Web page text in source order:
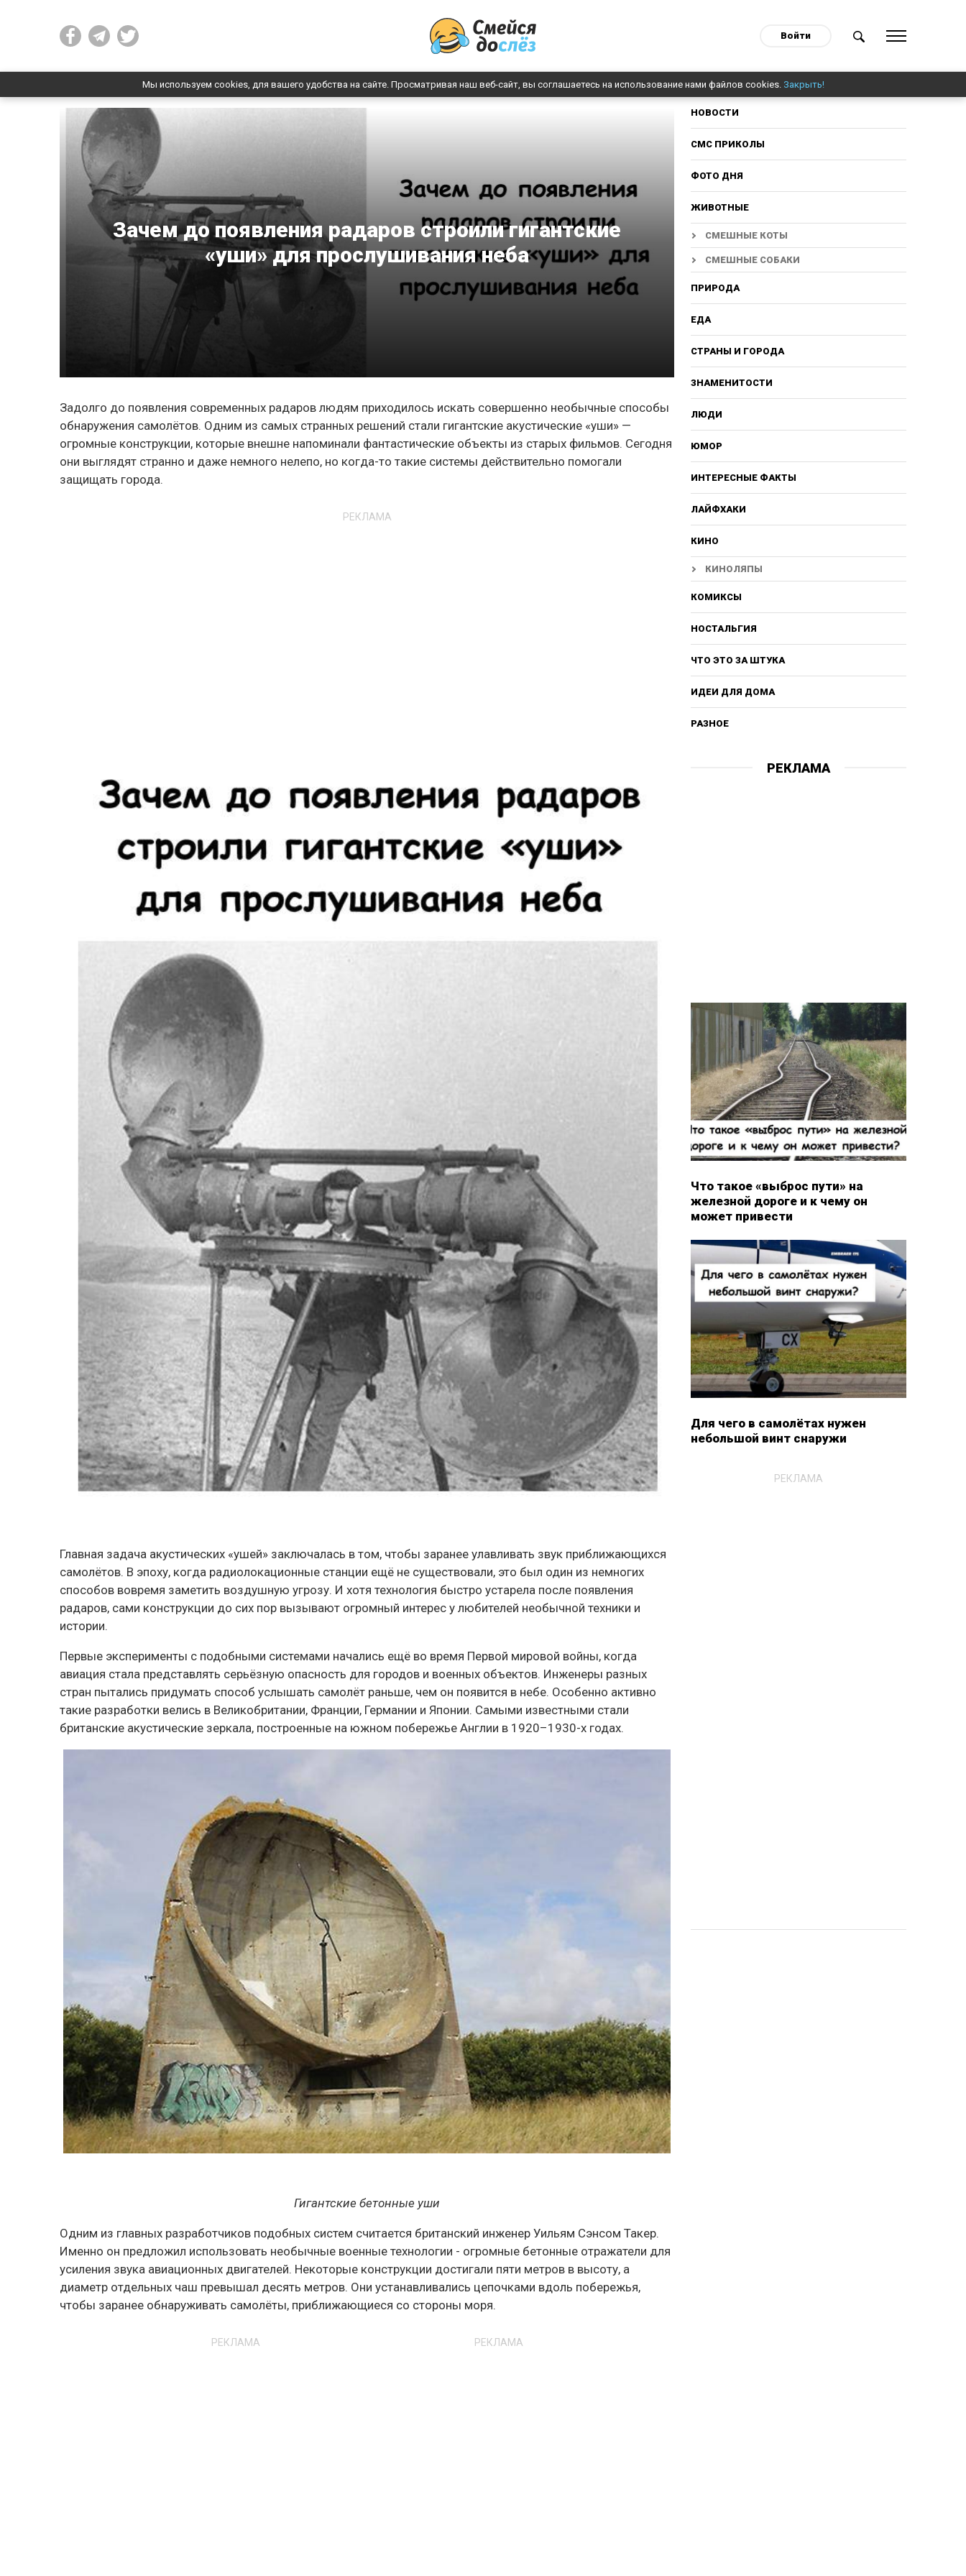
Войти
Мы используем cookies, для вашего удобства на сайте. Просматривая наш веб-сайт, вы соглашаетесь на использование нами файлов cookies. Закрыть!
Зачем до появления радаров строили гигантские
«уши» для прослушивания неба
Задолго до появления современных радаров людям приходилось искать совершенно необычные способы
обнаружения самолётов. Одним из самых странных решений стали гигантские акустические «уши» —
огромные конструкции, которые внешне напоминали фантастические объекты из старых фильмов. Сегодня
они выглядят странно и даже немного нелепо, но когда-то такие системы действительно помогали
защищать города.
РЕКЛАМА
Главная задача акустических «ушей» заключалась в том, чтобы заранее улавливать звук приближающихся
самолётов. В эпоху, когда радиолокационные станции ещё не существовали, это был один из немногих
способов вовремя заметить воздушную угрозу. И хотя технология быстро устарела после появления
радаров, сами конструкции до сих пор вызывают огромный интерес у любителей необычной техники и
истории.
Первые эксперименты с подобными системами начались ещё во время Первой мировой войны, когда
авиация стала представлять серьёзную опасность для городов и военных объектов. Инженеры разных
стран пытались придумать способ услышать самолёт раньше, чем он появится в небе. Особенно активно
такие разработки велись в Великобритании, Франции, Германии и Японии. Самыми известными стали
британские акустические зеркала, построенные на южном побережье Англии в 1920–1930-х годах.
Гигантские бетонные уши
Одним из главных разработчиков подобных систем считается британский инженер Уильям Сэнсом Такер.
Именно он предложил использовать необычные военные технологии - огромные бетонные отражатели для
усиления звука авиационных двигателей. Некоторые конструкции достигали пяти метров в высоту, а
диаметр отдельных чаш превышал десять метров. Они устанавливались цепочками вдоль побережья,
чтобы заранее обнаруживать самолёты, приближающиеся со стороны моря.
РЕКЛАМА РЕКЛАМА
НОВОСТИ
СМС ПРИКОЛЫ
ФОТО ДНЯ
ЖИВОТНЫЕ
СМЕШНЫЕ КОТЫ
СМЕШНЫЕ СОБАКИ
ПРИРОДА
ЕДА
СТРАНЫ И ГОРОДА
ЗНАМЕНИТОСТИ
ЛЮДИ
ЮМОР
ИНТЕРЕСНЫЕ ФАКТЫ
ЛАЙФХАКИ
КИНО
КИНОЛЯПЫ
КОМИКСЫ
НОСТАЛЬГИЯ
ЧТО ЭТО ЗА ШТУКА
ИДЕИ ДЛЯ ДОМА
РАЗНОЕ
РЕКЛАМА
Что такое «выброс пути» на
железной дороге и к чему он
может привести
Для чего в самолётах нужен
небольшой винт снаружи
РЕКЛАМА